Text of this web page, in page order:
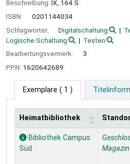
Beschreibung: IX, 164 S
ISBN:
0201144034
Schlagwörter:
Digitalschaltung
Logische Schaltung
Testen
Bearbeitungsvermerk:
3
PPN: 1620642689
Exemplare ( 1 )
Exemplare
Heimatbibliothek
Bibliothek Campus
Süd
Magazin